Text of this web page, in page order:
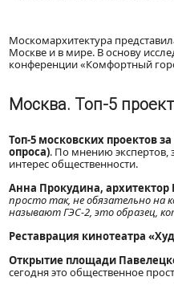
Москомархитектура
Москве и в мире. В основу
конференции «Комфортный
Москва. Топ-5
Топ-5 московских проектов
опроса). По мнению экспертов,
интерес общественности.
Анна Прокудина, архитектор
просто так, не обязательно на
называют ГЭС-2, это образец,
Реставрация кинотеатра
Открытие площади
сегодня это общественное